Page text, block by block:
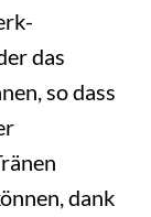
das
so dass
dank